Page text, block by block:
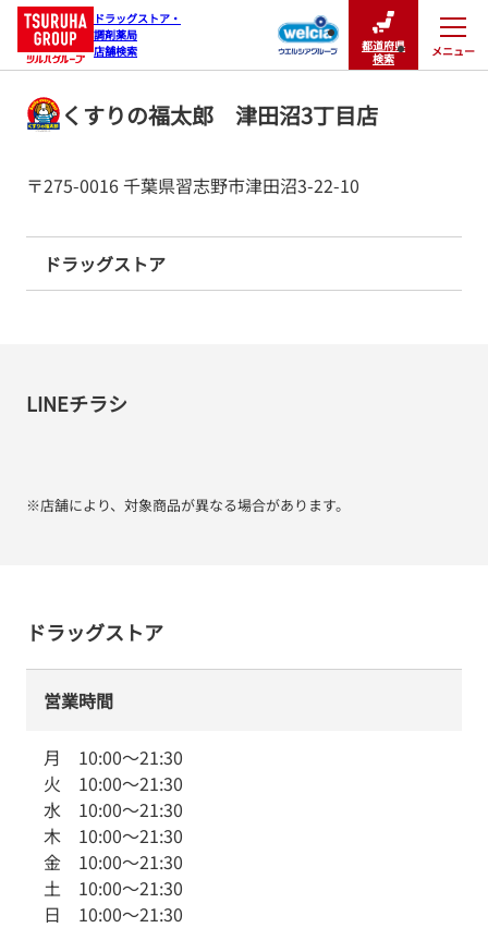
ドラッグストア・
調剤薬局
店舗検索
都道府県
検索
メニュー
閉じる
くすりの福太郎 津田沼3丁目店
〒275-0016 千葉県習志野市津田沼3-22-10
ドラッグストア
LINEチラシ
※店舗により、対象商品が異なる場合があります。
ドラッグストア
営業時間
月 10:00～21:30
火 10:00～21:30
水 10:00～21:30
木 10:00～21:30
金 10:00～21:30
土 10:00～21:30
日 10:00～21:30